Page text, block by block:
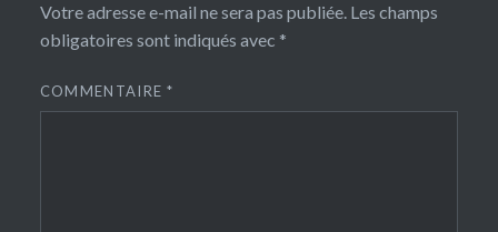
Votre adresse e-mail ne sera pas publiée. Les champs
obligatoires sont indiqués avec *
COMMENTAIRE*